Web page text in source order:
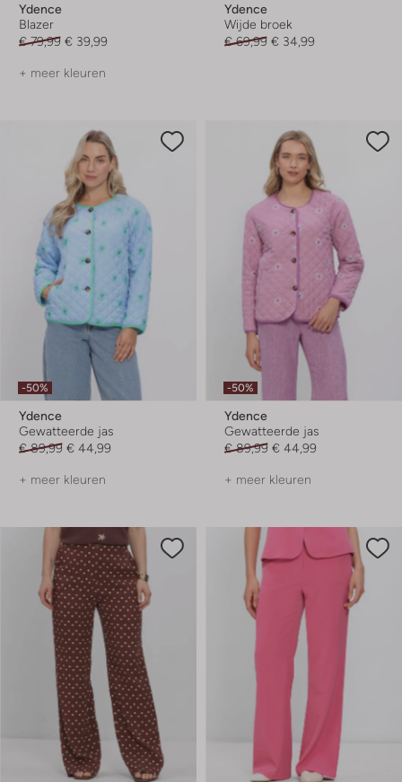
Ydence
Blazer
€ 79,99 € 39,99
+ meer kleuren
Ydence
Wijde broek
€ 69,99 € 34,99
-50%
Ydence
Gewatteerde jas
€ 89,99 € 44,99
+ meer kleuren
-50%
Ydence
Gewatteerde jas
€ 89,99 € 44,99
+ meer kleuren